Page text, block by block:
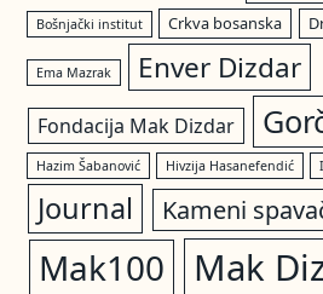
Bošnjački institut Crkva bosanska
Ema Mazrak Enver Dizdar
Fondacija Mak Dizdar
Hazim Šabanović Hivzija Hasanefendić
Journal Kameni
Mak100 Mak